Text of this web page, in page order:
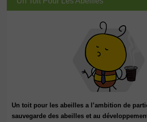
Un toit pour les abeilles a l’ambition de
sauvegarde des abeilles et au